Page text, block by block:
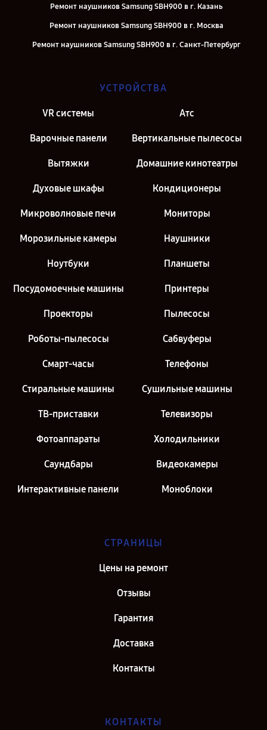
Ремонт наушников Samsung SBH900 в г. Казань
Ремонт наушников Samsung SBH900 в г. Москва
Ремонт наушников Samsung SBH900 в г. Санкт-Петербург
УСТРОЙСТВА
VR системы Атс
Варочные панели Вертикальные пылесосы
Вытяжки Домашние кинотеатры
Духовые шкафы Кондиционеры
Микроволновые печи Мониторы
Морозильные камеры Наушники
Ноутбуки Планшеты
Посудомоечные машины Принтеры
Проекторы Пылесосы
Роботы-пылесосы Сабвуферы
Смарт-часы Телефоны
Стиральные машины Сушильные машины
ТВ-приставки Телевизоры
Фотоаппараты Холодильники
Саундбары Видеокамеры
Интерактивные панели Моноблоки
СТРАНИЦЫ
Цены на ремонт
Отзывы
Гарантия
Доставка
Контакты
КОНТАКТЫ